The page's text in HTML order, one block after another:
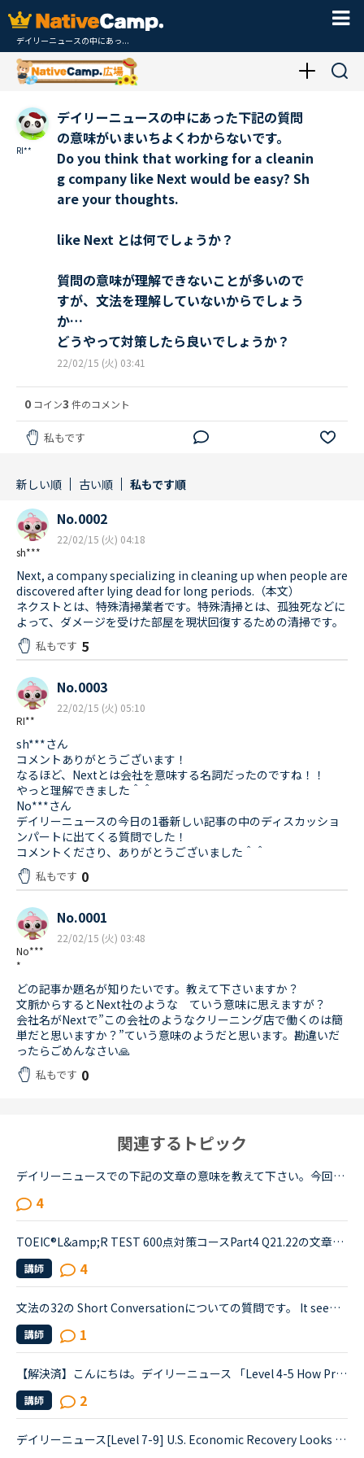
デイリーニュースの中にあっ...
RI**
デイリーニュースの中にあった下記の質問
の意味がいまいちよくわからないです。
Do you think that working for a cleanin
g company like Next would be easy? Sh
are your thoughts.
like Next とは何でしょうか？
質問の意味が理解できないことが多いので
すが、文法を理解していないからでしょう
か…
どうやって対策したら良いでしょうか？
22/02/15 (火) 03:41
0 コイン3 件のコメント
私もです
新しい順 古い順 私もです順
sh***
No.0002
22/02/15 (火) 04:18
Next, a company specializing in cleaning up when people are
discovered after lying dead for long periods.（本文）
ネクストとは、特殊清掃業者です。特殊清掃とは、孤独死などに
よって、ダメージを受けた部屋を現状回復するための清掃です。
私もです 5
RI**
No.0003
22/02/15 (火) 05:10
sh***さん
コメントありがとうございます！
なるほど、Nextとは会社を意味する名詞だったのですね！！
やっと理解できました＾＾
No***さん
デイリーニュースの今日の1番新しい記事の中のディスカッショ
ンパートに出てくる質問でした！
コメントくださり、ありがとうございました＾＾
私もです 0
No***
*
No.0001
22/02/15 (火) 03:48
どの記事か題名が知りたいです。教えて下さいますか？
文脈からするとNext社のような ていう意味に思えますが？
会社名がNextで”この会社のようなクリーニング店で働くのは簡
単だと思いますか？”ていう意味のようだと思います。勘違いだ
ったらごめんなさい🙏
私もです 0
関連するトピック
デイリーニュースでの下記の文章の意味を教えて下さい。今回のトピックは自分のレベルでは難しく、いまいちわからない文章が複数ありました。でも、せっかく勉強したので理解したい！！1つでも良いので、文章の意...
4
TOEIC®️L&amp;R TEST 600点対策コースPart4 Q21.22の文章でわからないことがあります。文章は以下の通りです。When you move, you should try to tell banks and credit card companies your new address at leas...
講師 4
文法の32の Short Conversationについての質問です。 It seems like Daniel and Olivia are distracted by the street noises this evening.Olivia What's the matter? You are thinking about something, aren't...
講師 1
【解決済】こんにちは。デイリーニュース 「Level 4-5 How Processed Food Helped Humanity」 の第2パラグラフ、The small size of teeth in early humans can only be explained by food becoming easier to eat...
講師 2
デイリーニュース[Level 7-9] U.S. Economic Recovery Looks Bleakの1つの文が訳せません。教えていただけると嬉しいです。Economists are downgrading their expectations for the strength of the economic rec...